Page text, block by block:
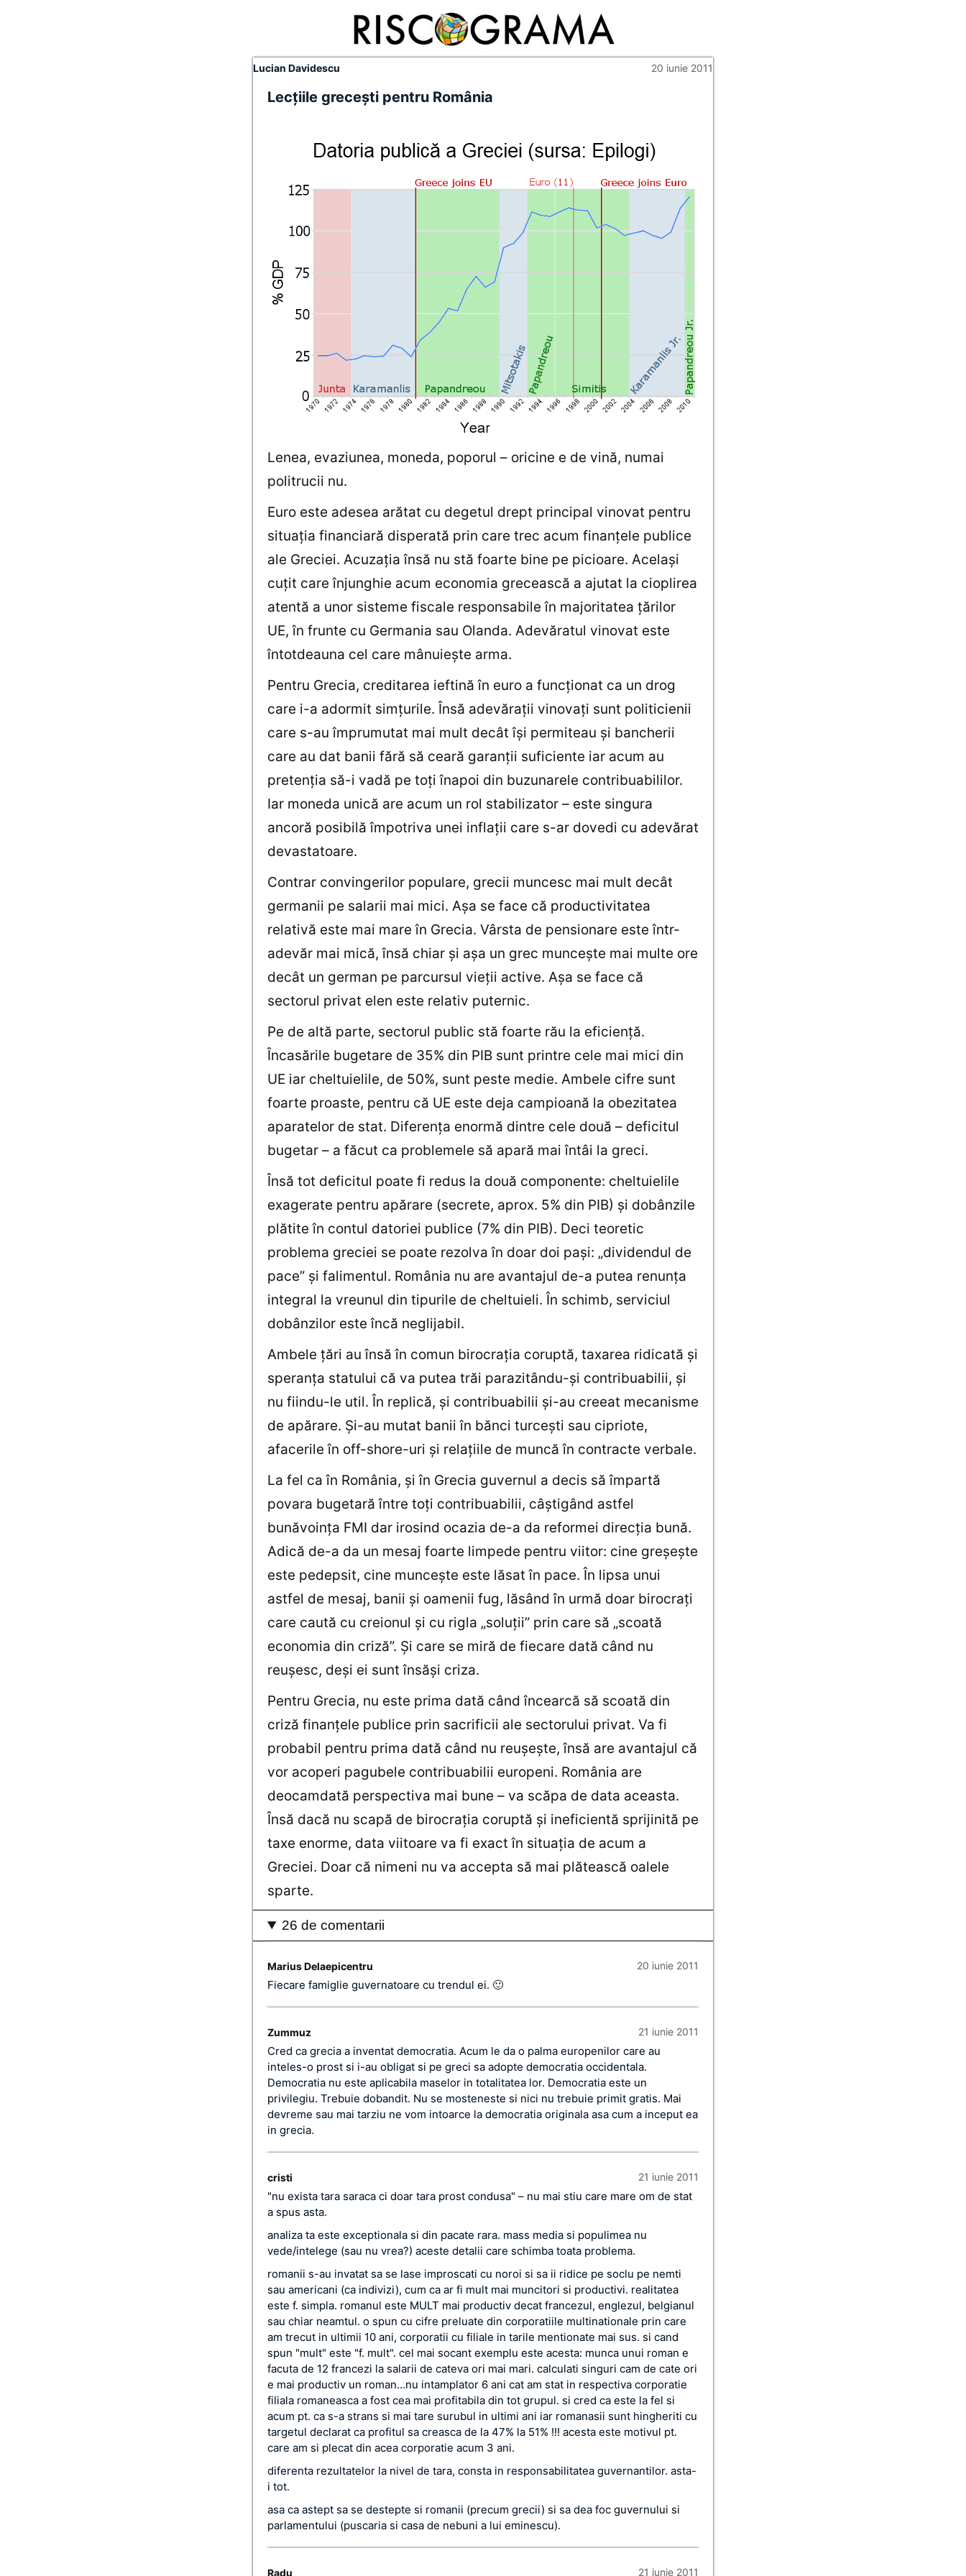
Lucian Davidescu 20 iunie 2011
Lecţiile greceşti pentru România
Lenea, evaziunea, moneda, poporul – oricine e de vină, numai
politrucii nu.
Euro este adesea arătat cu degetul drept principal vinovat pentru
situaţia financiară disperată prin care trec acum finanţele publice
ale Greciei. Acuzaţia însă nu stă foarte bine pe picioare. Acelaşi
cuţit care înjunghie acum economia grecească a ajutat la cioplirea
atentă a unor sisteme fiscale responsabile în majoritatea ţărilor
UE, în frunte cu Germania sau Olanda. Adevăratul vinovat este
întotdeauna cel care mânuieşte arma.
Pentru Grecia, creditarea ieftină în euro a funcţionat ca un drog
care i-a adormit simţurile. Însă adevăraţii vinovaţi sunt politicienii
care s-au împrumutat mai mult decât îşi permiteau şi bancherii
care au dat banii fără să ceară garanţii suficiente iar acum au
pretenţia să-i vadă pe toţi înapoi din buzunarele contribuabililor.
Iar moneda unică are acum un rol stabilizator – este singura
ancoră posibilă împotriva unei inflaţii care s-ar dovedi cu adevărat
devastatoare.
Contrar convingerilor populare, grecii muncesc mai mult decât
germanii pe salarii mai mici. Aşa se face că productivitatea
relativă este mai mare în Grecia. Vârsta de pensionare este într-
adevăr mai mică, însă chiar şi aşa un grec munceşte mai multe ore
decât un german pe parcursul vieţii active. Aşa se face că
sectorul privat elen este relativ puternic.
Pe de altă parte, sectorul public stă foarte rău la eficienţă.
Încasările bugetare de 35% din PIB sunt printre cele mai mici din
UE iar cheltuielile, de 50%, sunt peste medie. Ambele cifre sunt
foarte proaste, pentru că UE este deja campioană la obezitatea
aparatelor de stat. Diferenţa enormă dintre cele două – deficitul
bugetar – a făcut ca problemele să apară mai întâi la greci.
Însă tot deficitul poate fi redus la două componente: cheltuielile
exagerate pentru apărare (secrete, aprox. 5% din PIB) şi dobânzile
plătite în contul datoriei publice (7% din PIB). Deci teoretic
problema greciei se poate rezolva în doar doi paşi: „dividendul de
pace” şi falimentul. România nu are avantajul de-a putea renunţa
integral la vreunul din tipurile de cheltuieli. În schimb, serviciul
dobânzilor este încă neglijabil.
Ambele ţări au însă în comun birocraţia coruptă, taxarea ridicată şi
speranţa statului că va putea trăi parazitându-şi contribuabilii, şi
nu fiindu-le util. În replică, şi contribuabilii şi-au creeat mecanisme
de apărare. Și-au mutat banii în bănci turceşti sau cipriote,
afacerile în off-shore-uri şi relaţiile de muncă în contracte verbale.
La fel ca în România, şi în Grecia guvernul a decis să împartă
povara bugetară între toţi contribuabilii, câştigând astfel
bunăvoinţa FMI dar irosind ocazia de-a da reformei direcţia bună.
Adică de-a da un mesaj foarte limpede pentru viitor: cine greşeşte
este pedepsit, cine munceşte este lăsat în pace. În lipsa unui
astfel de mesaj, banii şi oamenii fug, lăsând în urmă doar birocraţi
care caută cu creionul şi cu rigla „soluţii” prin care să „scoată
economia din criză”. Și care se miră de fiecare dată când nu
reuşesc, deşi ei sunt însăşi criza.
Pentru Grecia, nu este prima dată când încearcă să scoată din
criză finanţele publice prin sacrificii ale sectorului privat. Va fi
probabil pentru prima dată când nu reuşeşte, însă are avantajul că
vor acoperi pagubele contribuabilii europeni. România are
deocamdată perspectiva mai bune – va scăpa de data aceasta.
Însă dacă nu scapă de birocraţia coruptă şi ineficientă sprijinită pe
taxe enorme, data viitoare va fi exact în situaţia de acum a
Greciei. Doar că nimeni nu va accepta să mai plătească oalele
sparte.
26 de comentarii
Marius Delaepicentru 20 iunie 2011
Fiecare famiglie guvernatoare cu trendul ei. 🙂
Zummuz 21 iunie 2011
Cred ca grecia a inventat democratia. Acum le da o palma europenilor care au
inteles-o prost si i-au obligat si pe greci sa adopte democratia occidentala.
Democratia nu este aplicabila maselor in totalitatea lor. Democratia este un
privilegiu. Trebuie dobandit. Nu se mosteneste si nici nu trebuie primit gratis. Mai
devreme sau mai tarziu ne vom intoarce la democratia originala asa cum a inceput ea
in grecia.
cristi 21 iunie 2011
"nu exista tara saraca ci doar tara prost condusa" – nu mai stiu care mare om de stat
a spus asta.
analiza ta este exceptionala si din pacate rara. mass media si populimea nu
vede/intelege (sau nu vrea?) aceste detalii care schimba toata problema.
romanii s-au invatat sa se lase improscati cu noroi si sa ii ridice pe soclu pe nemti
sau americani (ca indivizi), cum ca ar fi mult mai muncitori si productivi. realitatea
este f. simpla. romanul este MULT mai productiv decat francezul, englezul, belgianul
sau chiar neamtul. o spun cu cifre preluate din corporatiile multinationale prin care
am trecut in ultimii 10 ani, corporatii cu filiale in tarile mentionate mai sus. si cand
spun "mult" este "f. mult". cel mai socant exemplu este acesta: munca unui roman e
facuta de 12 francezi la salarii de cateva ori mai mari. calculati singuri cam de cate ori
e mai productiv un roman…nu intamplator 6 ani cat am stat in respectiva corporatie
filiala romaneasca a fost cea mai profitabila din tot grupul. si cred ca este la fel si
acum pt. ca s-a strans si mai tare surubul in ultimi ani iar romanasii sunt hingheriti cu
targetul declarat ca profitul sa creasca de la 47% la 51% !!! acesta este motivul pt.
care am si plecat din acea corporatie acum 3 ani.
diferenta rezultatelor la nivel de tara, consta in responsabilitatea guvernantilor. asta-
i tot.
asa ca astept sa se destepte si romanii (precum grecii) si sa dea foc guvernului si
parlamentului (puscaria si casa de nebuni a lui eminescu).
Radu 21 iunie 2011